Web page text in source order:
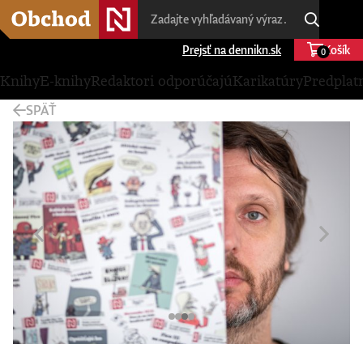
Prejsť na dennikn.sk Košík
0
KnihyE-knihyRedaktori odporúčajúKarikatúry
SPÄŤ